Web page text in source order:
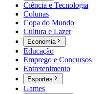
Ciência e Tecnologia
Colunas
Copa do Mundo
Cultura e Lazer
Economia
Educação
Emprego e Concursos
Entretenimento
Esportes
Games